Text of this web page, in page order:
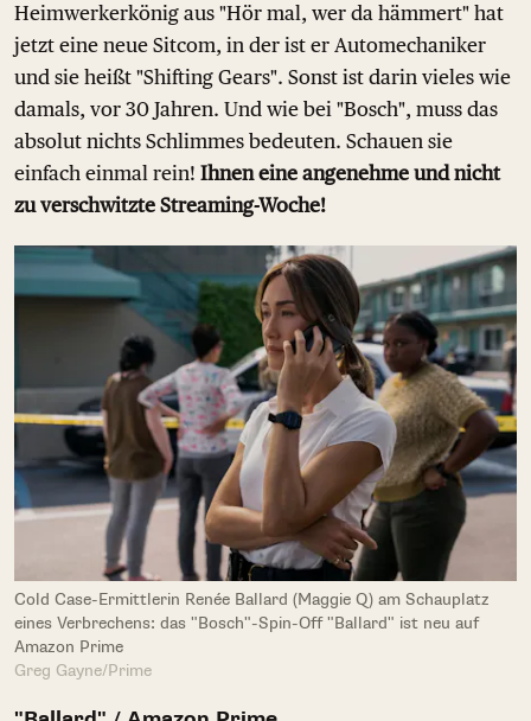
Heimwerkerkönig aus "Hör mal, wer da hämmert" hat
jetzt eine neue Sitcom, in der ist er Automechaniker
und sie heißt "Shifting Gears". Sonst ist darin vieles wie
damals, vor 30 Jahren. Und wie bei "Bosch", muss das
absolut nichts Schlimmes bedeuten. Schauen sie
einfach einmal rein! Ihnen eine angenehme und nicht
zu verschwitzte Streaming-Woche!
Cold Case-Ermittlerin Renée Ballard (Maggie Q) am Schauplatz
eines Verbrechens: das "Bosch"-Spin-Off "Ballard" ist neu auf
Amazon Prime
Greg Gayne/Prime